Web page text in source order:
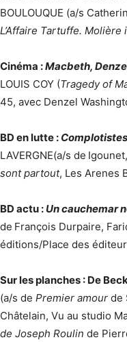
BOULOUQUE (a/s
L’Affaire Tartuffe. Molière
Cinéma :Macbeth,
LOUIS COY (Tragedy of
45, avec Denzel
BD en lutte :
LAVERGNE(a/s de
sont partout, Les Arenes
BD actu : Un cauchemar
de François Durpaire,
éditions/Place des
Sur les planches : De
(a/s de Premier amour de
Châtelain, Vu au studio
de Joseph Roulin de